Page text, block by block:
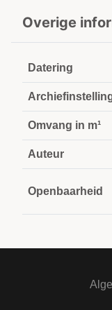
Overige
Datering
Omvang in m¹
Auteur
Openbaarheid